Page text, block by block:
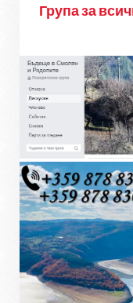
Група за